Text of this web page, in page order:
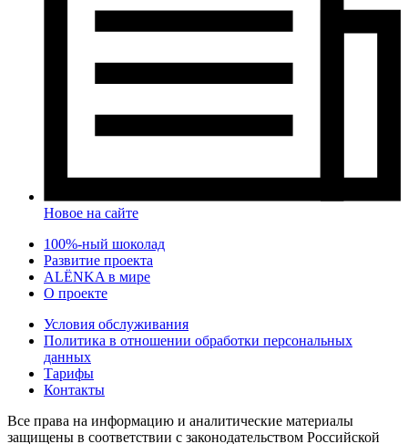
Новое на сайте
100%-ный шоколад
Развитие проекта
ALЁNKA в мире
О проекте
Условия обслуживания
Политика в отношении обработки персональных
данных
Тарифы
Контакты
Все права на информацию и аналитические материалы
защищены в соответствии с законодательством Российской